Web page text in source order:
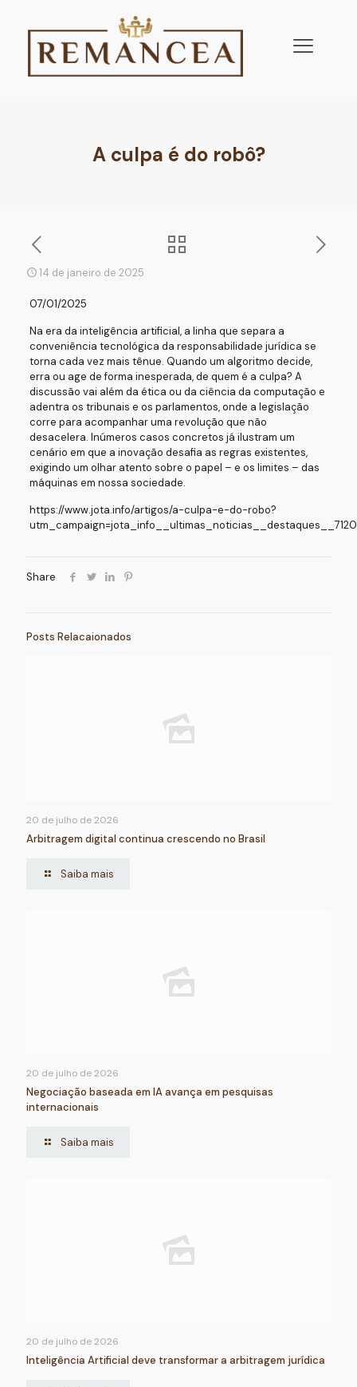
A culpa é do robô?
14 de janeiro de 2025
07/01/2025
Na era da inteligência artificial, a linha que separa a
conveniência tecnológica da responsabilidade jurídica se
torna cada vez mais tênue. Quando um algoritmo decide,
erra ou age de forma inesperada, de quem é a culpa? A
discussão vai além da ética ou da ciência da computação e
adentra os tribunais e os parlamentos, onde a legislação
corre para acompanhar uma revolução que não
desacelera. Inúmeros casos concretos já ilustram um
cenário em que a inovação desafia as regras existentes,
exigindo um olhar atento sobre o papel – e os limites – das
máquinas em nossa sociedade.
https://www.jota.info/artigos/a-culpa-e-do-robo?
Share
Posts Relacaionados
20 de julho de 2026
Arbitragem digital continua crescendo no Brasil
Saiba mais
20 de julho de 2026
Negociação baseada em IA avança em pesquisas
internacionais
Saiba mais
20 de julho de 2026
Inteligência Artificial deve transformar a arbitragem jurídica